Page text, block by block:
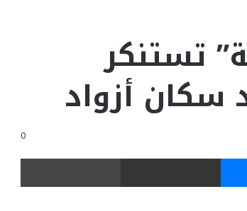
تستنكر
سكان أزواد
0
ماسنجر مشاركة عبر البريد